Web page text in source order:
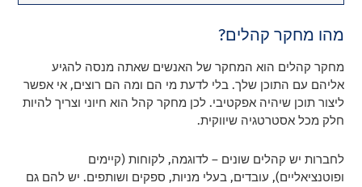
מהו מחקר קהלים?
מחקר קהלים הוא המחקר של האנשים שאתה מנסה להגיע
אליהם עם התוכן שלך. בלי לדעת מי הם ומה הם רוצים, אי אפשר
ליצור תוכן שיהיה אפקטיבי. לכן מחקר קהל הוא חיוני וצריך להיות
חלק מכל אסטרטגיה שיווקית.
לחברות יש קהלים שונים – לדוגמה, לקוחות (קיימים
ופוטנציאליים), עובדים, בעלי מניות, ספקים ושותפים. יש להם גם